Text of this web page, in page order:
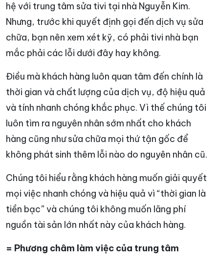
hệ với trung tâm sửa tivi tại nhà Nguyễn Kim.
Nhưng, trước khi quyết định gọi đến dịch vụ sửa
chữa, bạn nên xem xét kỹ, có phải tivi nhà bạn
mắc phải các lỗi dưới đây hay không.
Điều mà khách hàng luôn quan tâm đến chính là
thời gian và chất lượng của dịch vụ, độ hiệu quả
và tính nhanh chóng khắc phục. Vì thế chúng tôi
luôn tìm ra nguyên nhân sớm nhất cho khách
hàng cũng như sửa chữa mọi thứ tận gốc để
không phát sinh thêm lỗi nào do nguyên nhân cũ.
Chúng tôi hiểu rằng khách hàng muốn giải quyết
mọi việc nhanh chóng và hiệu quả vì “thời gian là
tiền bạc” và chúng tôi không muốn lãng phí
nguồn tài sản lớn nhất này của khách hàng.
= Phương châm làm việc của trung tâm